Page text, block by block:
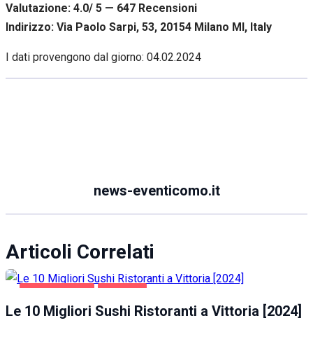
Valutazione: 4.0/ 5 — 647 Recensioni
Indirizzo: Via Paolo Sarpi, 53, 20154 Milano MI, Italy
I dati provengono dal giorno: 04.02.2024
news-eventicomo.it
Articoli Correlati
Le 10 Migliori Sushi Ristoranti a Vittoria [2024]